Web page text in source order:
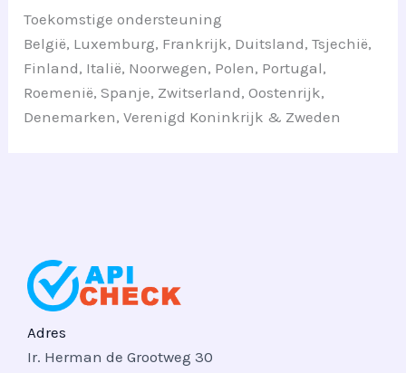
Toekomstige ondersteuning
België, Luxemburg, Frankrijk, Duitsland, Tsjechië,
Finland, Italië, Noorwegen, Polen, Portugal,
Roemenië, Spanje, Zwitserland, Oostenrijk,
Denemarken, Verenigd Koninkrijk & Zweden
Adres
Ir. Herman de Grootweg 30